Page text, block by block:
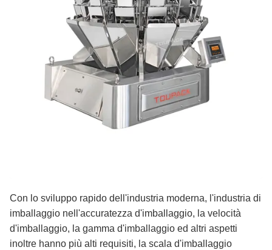
Con lo sviluppo rapido dell'industria moderna, l'industria di
imballaggio nell'accuratezza d'imballaggio, la velocità
d'imballaggio, la gamma d'imballaggio ed altri aspetti
inoltre hanno più alti requisiti, la scala d'imballaggio